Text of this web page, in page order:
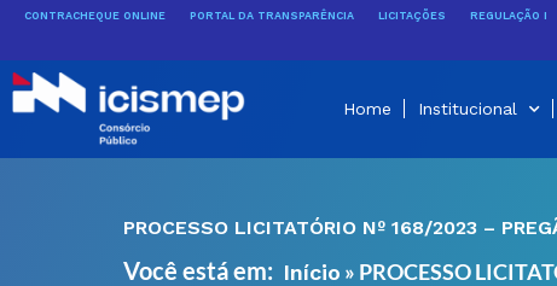
conteúdo
CONTRACHEQUE ONLINE PORTAL DA TRANSPARÊNCIA LICITAÇÕES REGULAÇÃO I
Home Institucional
PROCESSO LICITATÓRIO Nº 168/2023 –
Você está em: Início » PROCESSO